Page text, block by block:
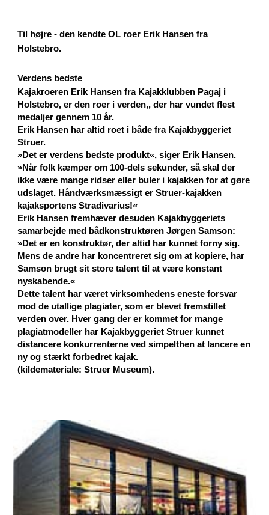
Til højre - den kendte OL roer Erik Hansen fra
Holstebro.
Verdens bedste
Kajakroeren Erik Hansen fra Kajakklubben Pagaj i
Holstebro, er den roer i verden,, der har vundet flest
medaljer gennem 10 år.
Erik Hansen har altid roet i både fra Kajakbyggeriet
Struer.
»Det er verdens bedste produkt«, siger Erik Hansen.
»Når folk kæmper om 100-dels sekunder, så skal der
ikke være mange ridser eller buler i kajakken for at gøre
udslaget. Håndværksmæssigt er Struer-kajakken
kajaksportens Stradivarius!«
Erik Hansen fremhæver desuden Kajakbyggeriets
samarbejde med bådkonstruktøren Jørgen Samson:
»Det er en konstruktør, der altid har kunnet forny sig.
Mens de andre har koncentreret sig om at kopiere, har
Samson brugt sit store talent til at være konstant
nyskabende.«
Dette talent har været virksomhedens eneste forsvar
mod de utallige plagiater, som er blevet fremstillet
verden over. Hver gang der er kommet for mange
plagiatmodeller har Kajakbyggeriet Struer kunnet
distancere konkurrenterne ved simpelthen at lancere en
ny og stærkt forbedret kajak.
(kildemateriale: Struer Museum).